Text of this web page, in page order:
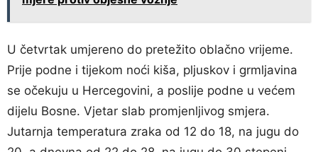
U četvrtak umjereno do pretežito oblačno vrijeme.
Prije podne i tijekom noći kiša, pljuskov i grmljavina
se očekuju u Hercegovini, a poslije podne u većem
dijelu Bosne. Vjetar slab promjenljivog smjera.
Jutarnja temperatura zraka od 12 do 18, na jugu do